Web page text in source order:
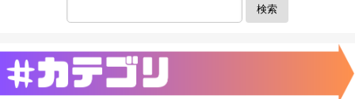
検索